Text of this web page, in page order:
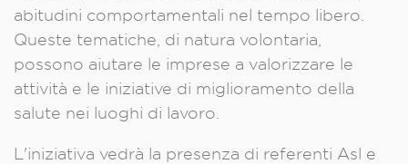
abitudini comportamentali nel tempo libero.
Queste tematiche, di natura volontaria,
possono aiutare le imprese a valorizzare le
attività e le iniziative di miglioramento della
salute nei luoghi di lavoro.
L'iniziativa vedrà la presenza di referenti Asl e